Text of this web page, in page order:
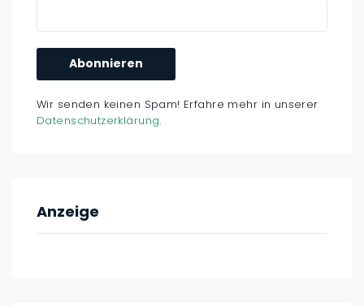
Wir senden keinen Spam! Erfahre mehr in unserer
Datenschutzerklärung.
Anzeige